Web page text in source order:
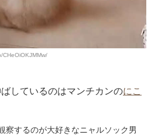
CHeOiOKJMMw/
しているのはマンチカンのにこ
察するのが大好きなニャルソック男